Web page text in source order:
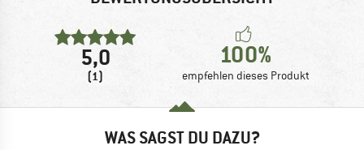
5,0
(1)
100%
empfehlen dieses Produkt
WAS SAGST DU DAZU?